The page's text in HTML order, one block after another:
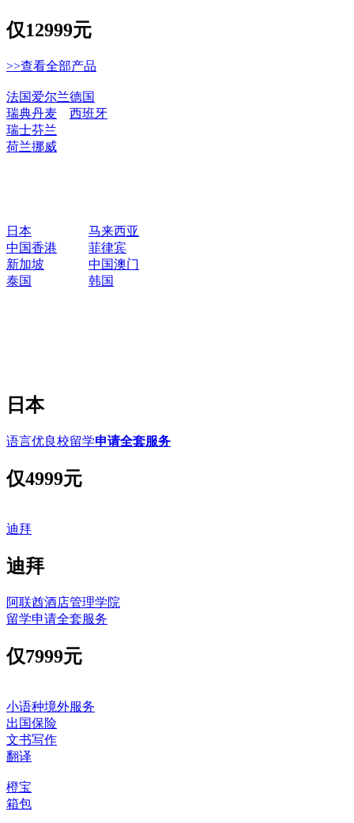
仅12999元
>>查看全部产品
法国爱尔兰德国
瑞典丹麦
西班牙
瑞士芬兰
荷兰挪威
日本
马来西亚
中国香港
菲律宾
新加坡
中国澳门
泰国
韩国
日本
语言优良校留学申请全套服务
仅4999元
迪拜
迪拜
阿联酋酒店管理学院
留学申请全套服务
仅7999元
小语种境外服务
出国保险
文书写作
翻译
橙宝
箱包